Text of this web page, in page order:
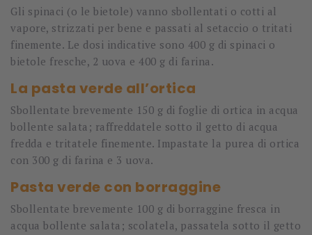
Gli spinaci (o le bietole) vanno sbollentati o cotti al
vapore, strizzati per bene e passati al setaccio o tritati
finemente. Le dosi indicative sono 400 g di spinaci o
bietole fresche, 2 uova e 400 g di farina.
La pasta verde all’ortica
Sbollentate brevemente 150 g di foglie di ortica in acqua
bollente salata; raffreddatele sotto il getto di acqua
fredda e tritatele finemente. Impastate la purea di ortica
con 300 g di farina e 3 uova.
Pasta verde con borraggine
Sbollentate brevemente 100 g di borraggine fresca in
acqua bollente salata; scolatela, passatela sotto il getto